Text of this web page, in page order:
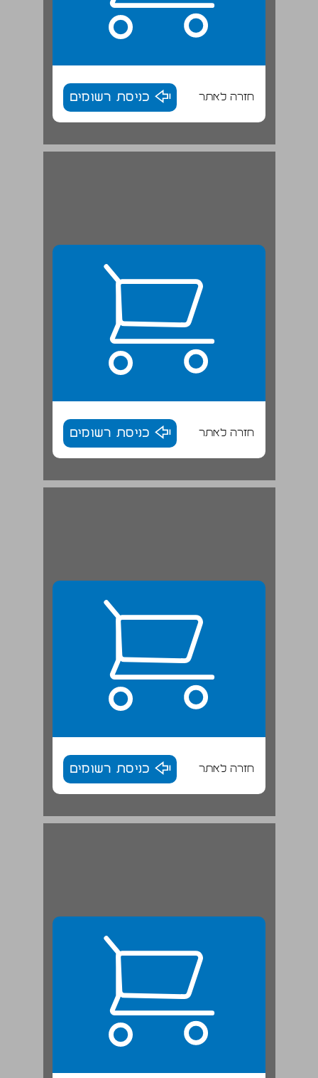
חזרה לאתר כניסת רשומים
חזרה לאתר כניסת רשומים
חזרה לאתר כניסת רשומים